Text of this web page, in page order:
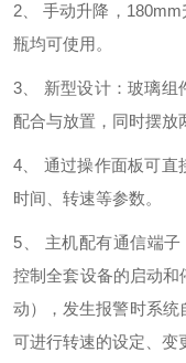
2、 手动升降，
瓶均可使用。
3、 新型设计：玻璃组
配合与放置，同时摆放
4、 通过操作面板可直
时间、转速等参数。
5、 主机配有通信端
控制全套设备的启动
动），发生报警时系统
可进行转速的设定、变